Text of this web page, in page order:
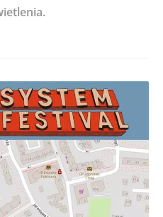
w tej przeglądarce podczas